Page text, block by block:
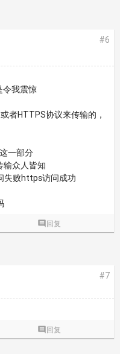
#6
令我震惊
者HTTPS协议来传输的，
一部分
输众人皆知
失败https访问成功
 回复
#7
 回复